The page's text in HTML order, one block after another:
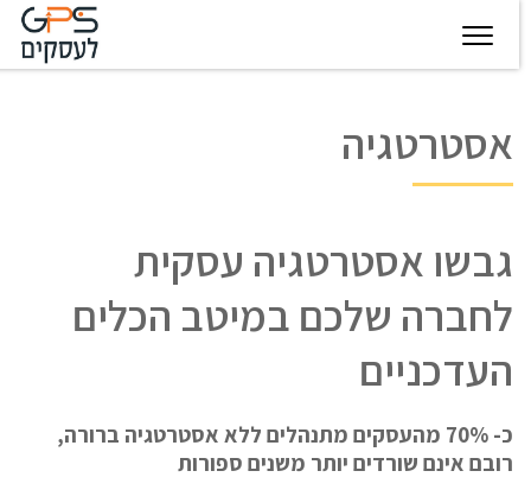
עסקיות
אסטרטגיה
גבשו אסטרטגיה עסקית
לחברה שלכם במיטב הכלים
העדכניים
כ- 70% מהעסקים מתנהלים ללא אסטרטגיה ברורה,
רובם אינם שורדיםיותר משנים ספורות